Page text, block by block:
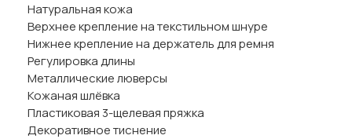
Натуральная кожа
Верхнее крепление на текстильном шнуре
Нижнее крепление на держатель для ремня
Регулировка длины
Металлические люверсы
Кожаная шлёвка
Пластиковая 3-щелевая пряжка
Декоративное тиснение